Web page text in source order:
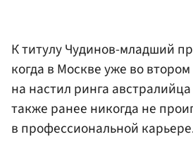
К титулу Чудинов-младший
когда в Москве уже во
на настил ринга
также ранее никогда не
в профессиональной